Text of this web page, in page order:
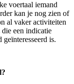
voertaal iemand
kan je nog zien of
al vaker activiteiten
een indicatie
is.